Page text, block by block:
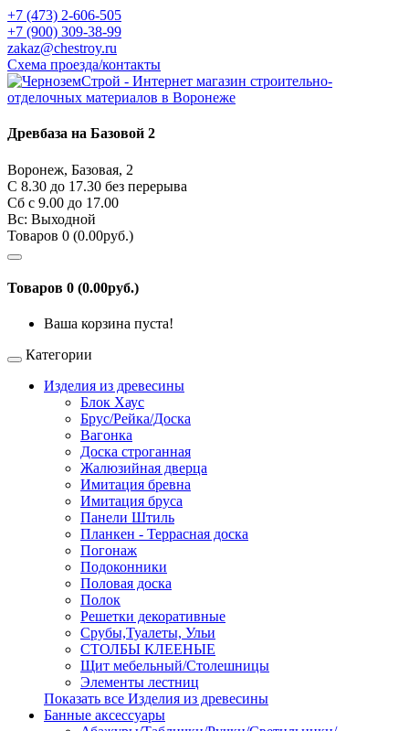
+7 (473) 2-606-505
+7 (900) 309-38-99
zakaz@chestroy.ru
Схема проезда/контакты
Древбаза на Базовой 2
Воронеж, Базовая, 2
С 8.30 до 17.30 без перерыва
Сб c 9.00 до 17.00
Вс: Выходной
Товаров 0 (0.00руб.)
Товаров 0 (0.00руб.)
Ваша корзина пуста!
Категории
Изделия из древесины
Блок Хаус
Брус/Рейка/Доска
Вагонка
Доска строганная
Жалюзийная дверца
Имитация бревна
Имитация бруса
Панели Штиль
Планкен - Террасная доска
Погонаж
Подоконники
Половая доска
Полок
Решетки декоративные
Срубы,Туалеты, Ульи
СТОЛБЫ КЛЕЕНЫЕ
Щит мебельный/Столешницы
Элементы лестниц
Показать все Изделия из древесины
Банные аксессуары